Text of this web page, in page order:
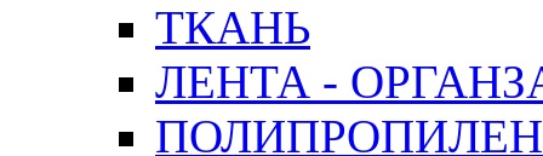
ТКАНЬ
ЛЕНТА -